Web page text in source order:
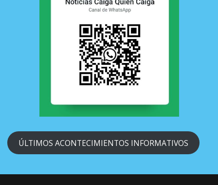
ÚLTIMOS ACONTECIMIENTOS INFORMATIVOS